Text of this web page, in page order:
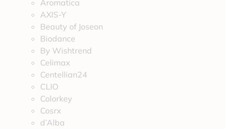
Aromatica
AXIS-Y
Beauty of Joseon
Biodance
By Wishtrend
Celimax
Centellian24
CLIO
Colorkey
Cosrx
d’Alba